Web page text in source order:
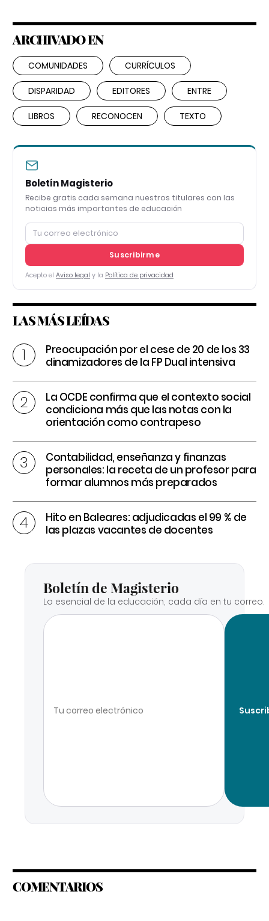
ARCHIVADO EN
COMUNIDADES CURRÍCULOS
DISPARIDAD EDITORES ENTRE
LIBROS RECONOCEN TEXTO
Boletín Magisterio
Recibe gratis cada semana nuestros titulares con las
noticias más importantes de educación
Suscribirme
Acepto el Aviso legal y la Política de privacidad
LAS MÁS LEÍDAS
Preocupación por el cese de 20 de los 33
dinamizadores de la FP Dual intensiva
La OCDE confirma que el contexto social
condiciona más que las notas con la
orientación como contrapeso
Contabilidad, enseñanza y finanzas
personales: la receta de un profesor para
formar alumnos más preparados
Hito en Baleares: adjudicadas el 99 % de
las plazas vacantes de docentes
Boletín de Magisterio
Lo esencial de la educación, cada día en tu correo.
COMENTARIOS